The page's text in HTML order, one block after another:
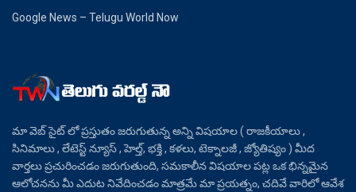
Google News – Telugu World Now
మా వెబ్ సైట్ లో ప్రస్తుతం జరుగుతున్న అన్ని విషయాల ( రాజకీయాలు ,
సినిమాలు , లేటెస్ట్ న్యూస్ , హెల్త్, భక్తి , కళలు, టెక్నాలజీ , జ్యోతిష్యం ) మీద
వార్తలు ప్రచురించడం జరుగుతుంది, సమకాలీన విషయాల పట్ల ఒక భిన్నమైన
ఆలోచనను మీ ఎదుట నివేదించడం మాత్రమే మా ప్రయత్నం, చదివే వారిలో ఆవేశ